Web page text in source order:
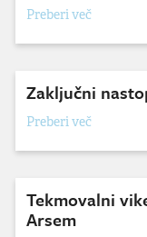
Preberi več
Zaključni
Preberi več
Tekmovalni
Arsem